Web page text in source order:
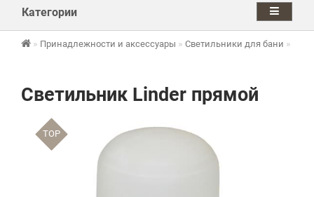
Категории
Принадлежности и аксессуары Светильники для бани
Светильник Linder прямой
TOP